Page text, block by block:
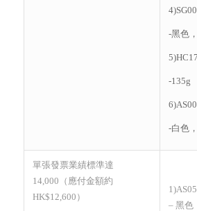
-黑色
-135g
-白色
單張發票業績標準達
14,000（應付金額約
HK$12,600）
– 黑色